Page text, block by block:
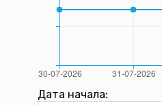
Дата начала: